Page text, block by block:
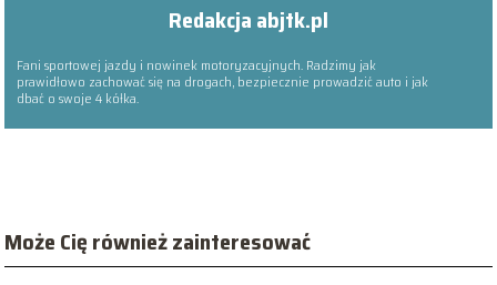
Redakcja abjtk.pl
Fani sportowej jazdy i nowinek motoryzacyjnych. Radzimy jak
prawidłowo zachować się na drogach, bezpiecznie prowadzić auto i jak
dbać o swoje 4 kółka.
Może Cię również zainteresować